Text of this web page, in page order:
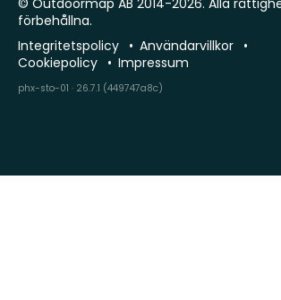
© Outdoormap AB 2014-2026. Alla
förbehållna.
Integritetspolicy
Användarvillkor
Cookiepolicy
Impressum
phx-sto-01 · 26.7.1 (449747a8c)